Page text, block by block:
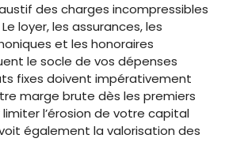
des charges incompressibles
loyer, les assurances, les
et les honoraires
le socle de vos dépenses
fixes doivent impérativement
marge brute dès les premiers
limiter l’érosion de votre capital
également la valorisation des